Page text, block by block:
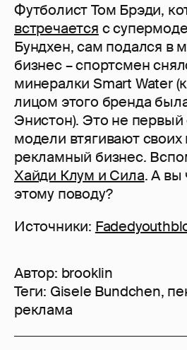
Футболист Том Брэди,
встречается с
Бундхен, сам подался в
бизнес – спортсмен
минералки Smart Water
лицом этого бренда
Энистон). Это не первый
модели втягивают своих
рекламный бизнес.
Хайди Клум и Сила. А вы
этому поводу?
Источники:
Автор: brooklin
Теги: Gisele Bundchen,
реклама